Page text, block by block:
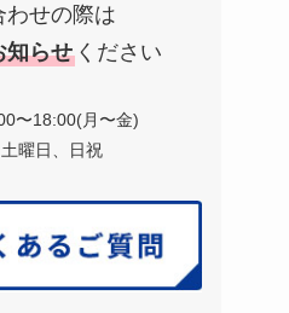
わせの際は
知らせ ください
〜18:00(月〜金)
曜日、日祝